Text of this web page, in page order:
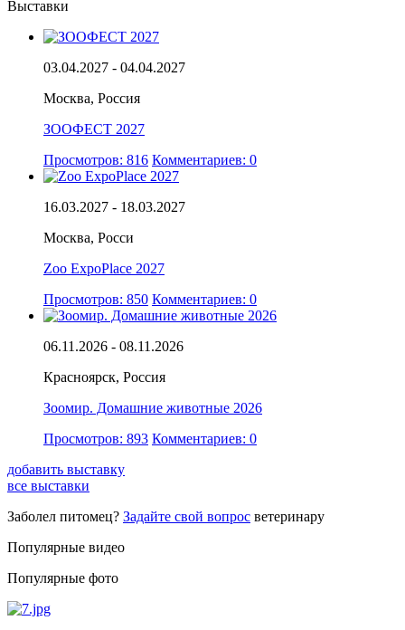
Выставки
03.04.2027 - 04.04.2027
Москва, Россия
ЗООФЕСТ 2027
Просмотров: 816 Комментариев: 0
16.03.2027 - 18.03.2027
Москва, Росси
Zoo ExpoPlace 2027
Просмотров: 850 Комментариев: 0
06.11.2026 - 08.11.2026
Красноярск, Россия
Зоомир. Домашние животные 2026
Просмотров: 893 Комментариев: 0
добавить выставку
все выставки
Заболел питомец? Задайте свой вопрос ветеринару
Популярные видео
Популярные фото